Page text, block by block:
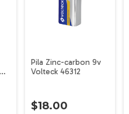
Pila Zinc-carbon 9v
Volteck 46312
$18.00